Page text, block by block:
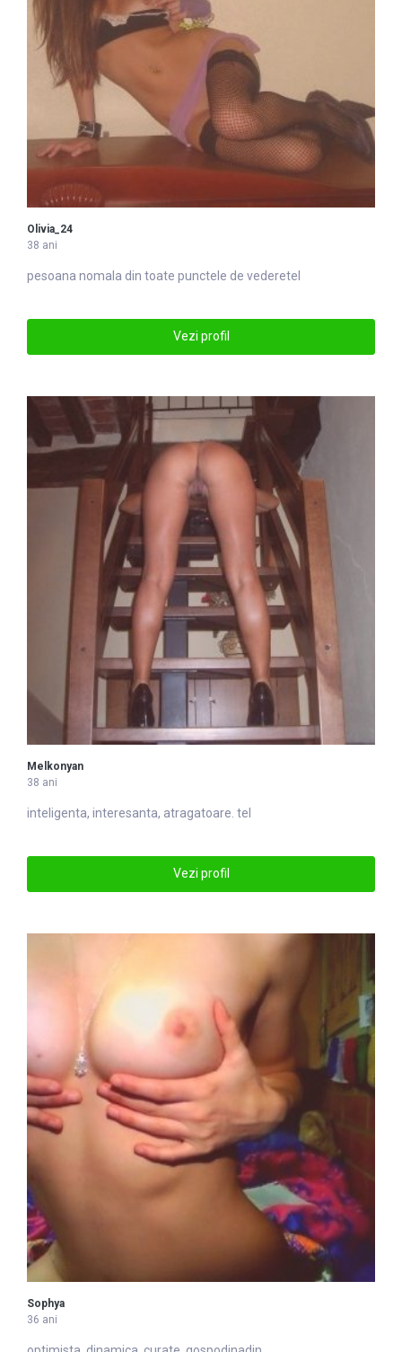
Olivia_24
38 ani
pesoana nomala din toate punctel e de vederetel
Vezi profil
Melkonyan
38 ani
intel igenta, interesanta, atragatoare. tel
Vezi profil
Sophya
36 ani